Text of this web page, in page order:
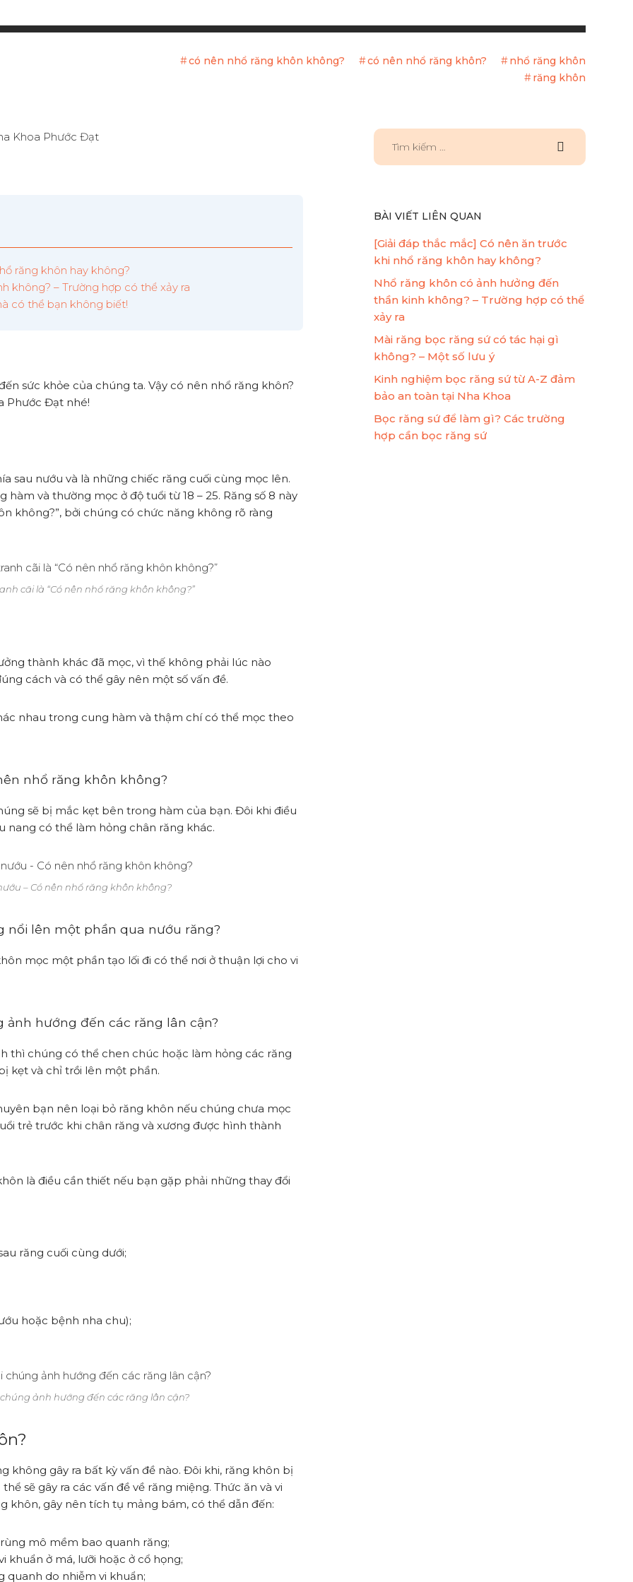
có nên nhổ răng khôn không? có nên nhổ răng khôn?
nhổ răng khôn
răng khôn
răng khôn hay không?
không? – Trường hợp có thể xảy ra
có thể bạn không biết!
sức khỏe của chúng ta. Vậy có nên nhổ răng khôn?
Phước Đạt nhé!
sau nướu và là những chiếc răng cuối cùng mọc lên.
và thường mọc ở độ tuổi từ 18 – 25. Răng số 8 này
không?”, bởi chúng có chức năng không rõ ràng
cãi là “Có nên nhổ răng khôn không?”
thành khác đã mọc, vì thế không phải lúc nào
cách và có thể gây nên một số vấn đề.
nhau trong cung hàm và thậm chí có thể mọc theo
nhổ răng khôn không?
sẽ bị mắc kẹt bên trong hàm của bạn. Đôi khi điều
nang có thể làm hỏng chân răng khác.
– Có nên nhổ răng khôn không?
nổi lên một phần qua nướu răng?
mọc một phần tạo lối đi có thể nơi ở thuận lợi cho vi
hướng đến các răng lân cận?
thì chúng có thể chen chúc hoặc làm hỏng các răng
kẹt và chỉ trồi lên một phần.
bạn nên loại bỏ răng khôn nếu chúng chưa mọc
trẻ trước khi chân răng và xương được hình thành
là điều cần thiết nếu bạn gặp phải những thay đổi
răng cuối cùng dưới;
hoặc bệnh nha chu);
ảnh hướng đến các răng lân cận?
gây ra bất kỳ vấn đề nào. Đôi khi, răng khôn bị
sẽ gây ra các vấn đề về răng miệng. Thức ăn và vi
khôn, gây nên tích tụ mảng bám, có thể dẫn đến:
mô mềm bao quanh răng;
ở má, lưỡi hoặc ở cổ họng;
quanh do nhiễm vi khuẩn;
BÀI VIẾT LIÊN QUAN
[Giải đáp thắc mắc] Có nên ăn trước
khi nhổ răng khôn hay không?
Nhổ răng khôn có ảnh hưởng đến
thần kinh không? – Trường hợp có thể
xảy ra
Mài răng bọc răng sứ có tác hại gì
không? – Một số lưu ý
Kinh nghiệm bọc răng sứ từ A-Z đảm
bảo an toàn tại Nha Khoa
Bọc răng sứ để làm gì? Các trường
hợp cần bọc răng sứ